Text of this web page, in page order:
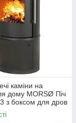
каміни на
дому MORSØ Піч
з боксом для дров
тривалого